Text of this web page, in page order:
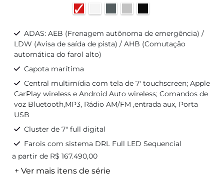
ADAS: AEB (Frenagem autônoma de emergência) /
LDW (Avisa de saída de pista) / AHB (Comutação
automática do farol alto)
Capota marítima
Central multimídia com tela de 7' touchscreen; Apple
CarPlay wireless e Android Auto wireless; Comandos de
voz Bluetooth,MP3, Rádio AM/FM ,entrada aux, Porta
USB
Cluster de 7" full digital
Farois com sistema DRL Full LED Sequencial
a partir de R$ 167.490,00
+ Ver mais itens de série